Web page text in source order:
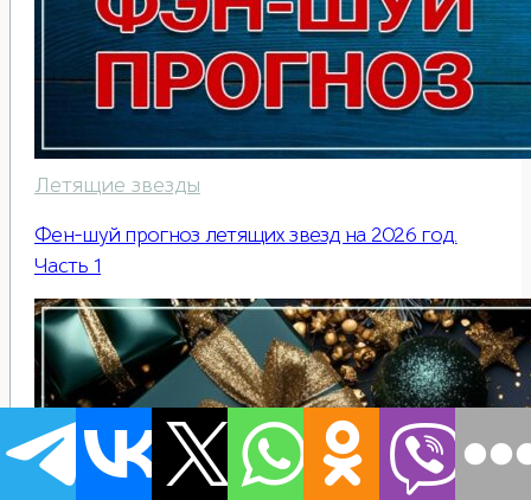
Летящие звезды
Фен-шуй прогноз летящих звезд на 2026 год.
Часть 1